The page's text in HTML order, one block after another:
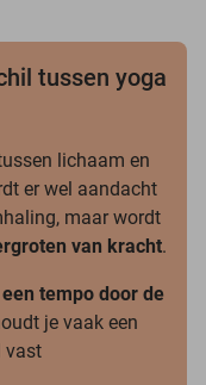
tussen yoga
lichaam en
er wel aandacht
maar wordt
van kracht.
tempo door de
je vaak een
vast